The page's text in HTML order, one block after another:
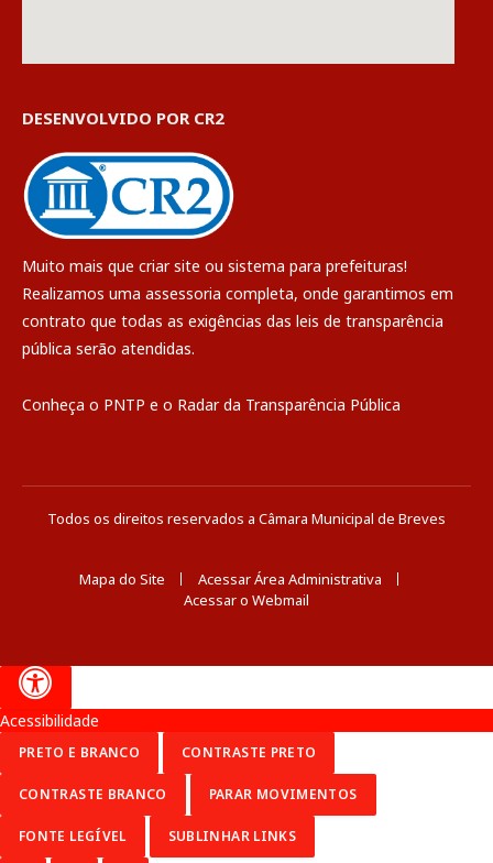
DESENVOLVIDO POR CR2
Muito mais que criar site ou sistema para prefeituras!
Realizamos uma assessoria completa, onde garantimos em
contrato que todas as exigências das leis de transparência
pública serão atendidas.
Conheça o PNTP e o Radar da Transparência Pública
Todos os direitos reservados a Câmara Municipal de Breves
Mapa do Site
Acessar Área Administrativa
Acessar o Webmail
Acessibilidade
PRETO E BRANCO CONTRASTE PRETO
CONTRASTE BRANCO PARAR MOVIMENTOS
FONTE LEGÍVEL SUBLINHAR LINKS